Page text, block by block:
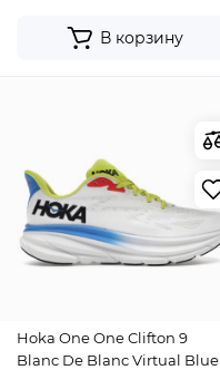
В корзину
Hoka One One Clifton 9
Blanc De Blanc Virtual Blue